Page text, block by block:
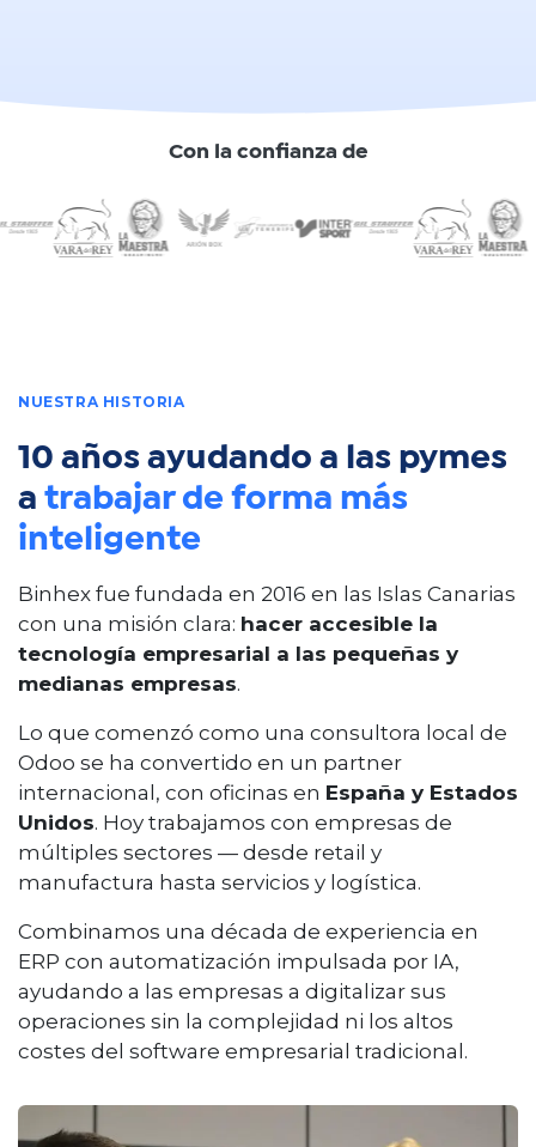
Con la confianza de
NUESTRA HISTORIA
10 años ayudando a las pymes
a trabajar de forma más
inteligente
Binhex fue fundada en 2016 en las Islas Canarias
con una misión clara: hacer accesible la
tecnología empresarial a las pequeñas y
medianas empresas.
Lo que comenzó como una consultora local de
Odoo se ha convertido en un partner
internacional, con oficinas en España y Estados
Unidos. Hoy trabajamos con empresas de
múltiples sectores — desde retail y
manufactura hasta servicios y logística.
Combinamos una década de experiencia en
ERP con automatización impulsada por IA,
ayudando a las empresas a digitalizar sus
operaciones sin la complejidad ni los altos
costes del software empresarial tradicional.